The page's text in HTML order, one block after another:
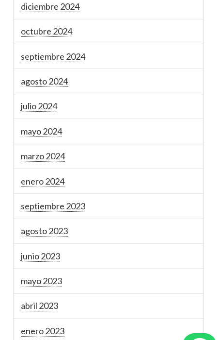
diciembre 2024
octubre 2024
septiembre 2024
agosto 2024
julio 2024
mayo 2024
marzo 2024
enero 2024
septiembre 2023
agosto 2023
junio 2023
mayo 2023
abril 2023
enero 2023